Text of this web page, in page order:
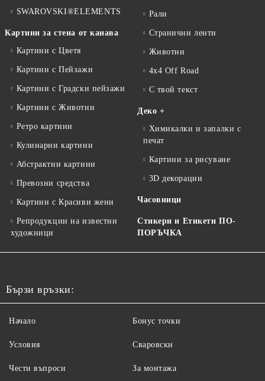
SWAROVSKI®ELEMENTS
Картини за стена от канава
Картини с Цветя
Картини с Пейзажи
Картини с Градски пейзажи
Картини с Животни
Ретро картини
Кулинарни картини
Абстрактни картини
Превозни средства
Картини с Красиви жени
Репродукции на известни
художници
Рали
Странични ленти
Животни
4x4 Off Road
С твой текст
Деко +
Химикалки и запалки с
печат
Картини за рисуване
3D декорации
Часовници
Стикери и Етикети ПО-
ПОРЪЧКА
Бързи връзки:
Начало
Условия
Чести въпроси
Бонус точки
Сваровски
За монтажа